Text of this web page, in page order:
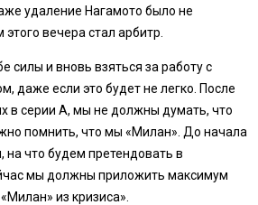
удаление Нагамото было не
вечера стал арбитр.
силы и вновь взяться за работу с
даже если это будет не легко. После
в серии А, мы не должны думать, что
помнить, что мы «Милан». До начала
на что будем претендовать в
мы должны приложить максимум
из кризиса».